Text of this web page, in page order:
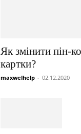
Як змінити пін-
картки?
maxwelhelp - 02.12.2020